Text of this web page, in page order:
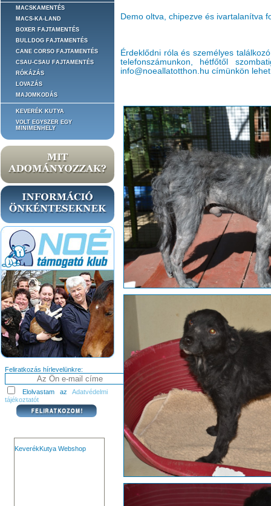
MACSKAMENTÉS
MACS-KA-LAND
BOXER FAJTAMENTÉS
BULLDOG FAJTAMENTÉS
CANE CORSO FAJTAMENTÉS
CSAU-CSAU FAJTAMENTÉS
RÓKÁZÁS
LOVAZÁS
MAJOMKODÁS
KEVERÉK KUTYA
VOLT EGYSZER EGY
MINIMENHELY
Feliratkozás hírlevelünkre:
Elolvastam az Adatvédelmi
tájékoztatót
KeverékKutya Webshop
Demo oltva, chipezve és ivartalanítva
Érdeklődni róla és személyes
telefonszámunkon, hétfőtől
info@noeallatotthon.hu címünkön